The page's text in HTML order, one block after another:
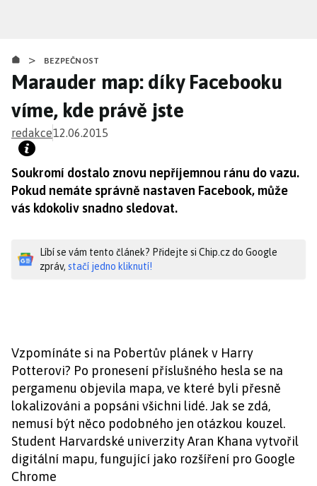
obsahu
> BEZPEČNOST
Marauder map: díky Facebooku
víme, kde právě jste
redakce12.06.2015
Soukromí dostalo znovu nepříjemnou ránu do vazu.
Pokud nemáte správně nastaven Facebook, může
vás kdokoliv snadno sledovat.
Líbí se vám tento článek? Přidejte si Chip.cz do Google
zpráv, stačí jedno kliknutí!
Vzpomínáte si na Pobertův plánek v Harry
Potterovi? Po pronesení příslušného hesla se na
pergamenu objevila mapa, ve které byli přesně
lokalizováni a popsáni všichni lidé. Jak se zdá,
nemusí být něco podobného jen otázkou kouzel.
Student Harvardské univerzity Aran Khana vytvořil
digitální mapu, fungující jako rozšíření pro Google
Chrome